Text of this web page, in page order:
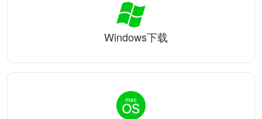
Windows下载